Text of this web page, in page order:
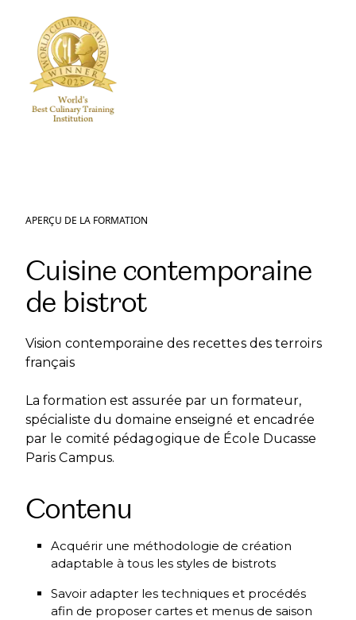
APERÇU DE LA FORMATION
Cuisine contemporaine
de bistrot
Vision contemporaine des recettes des terroirs
français
La formation est assurée par un formateur,
spécialiste du domaine enseigné et encadrée
par le comité pédagogique de École Ducasse
Paris Campus.
Contenu
Acquérir une méthodologie de création
adaptable à tous les styles de bistrots
Savoir adapter les techniques et procédés
afin de proposer cartes et menus de saison